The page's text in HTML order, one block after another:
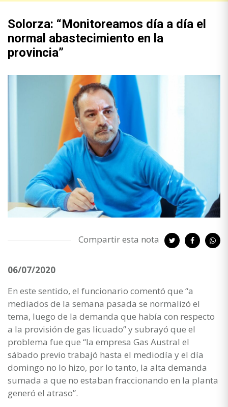
Solorza: “Monitoreamos día a día el
normal abastecimiento en la
provincia”
Compartir esta nota
06/07/2020
En este sentido, el funcionario comentó que “a
mediados de la semana pasada se normalizó el
tema, luego de la demanda que había con respecto
a la provisión de gas licuado” y subrayó que el
problema fue que “la empresa Gas Austral el
sábado previo trabajó hasta el mediodía y el día
domingo no lo hizo, por lo tanto, la alta demanda
sumada a que no estaban fraccionando en la planta
generó el atraso”.